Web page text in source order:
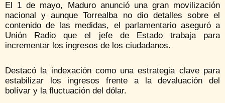
El 1 de mayo, Maduro anunció una gran movilización
nacional y aunque Torrealba no dio detalles sobre el
contenido de las medidas, el parlamentario aseguró a
Unión Radio que el jefe de Estado trabaja para
incrementar los ingresos de los ciudadanos.
Destacó la indexación como una estrategia clave para
estabilizar los ingresos frente a la devaluación del
bolívar y la fluctuación del dólar.